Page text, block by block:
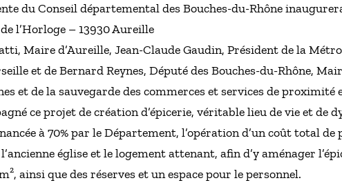
du Conseil départemental des Bouches-du-Rhône
l’Horloge – 13930 Aureille
Maire d’Aureille, Jean-Claude Gaudin, Président de la
et de Bernard Reynes, Député des Bouches-du-Rhône,
et de la sauvegarde des commerces et services de
ce projet de création d’épicerie, véritable lieu de vie et de
à 70% par le Département, l’opération d’un coût total de
église et le logement attenant, afin d’y aménager
ainsi que des réserves et un espace pour le personnel.